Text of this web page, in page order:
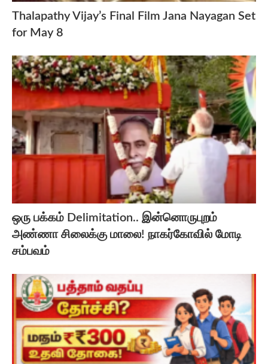
Thalapathy Vijay’s Final Film Jana Nayagan Set
for May 8
ஒரு பக்கம் Delimitation.. இன்னொருபுறம்
அண்ணா சிலைக்கு மாலை! நாகர்கோவில் மோடி
சம்பவம்